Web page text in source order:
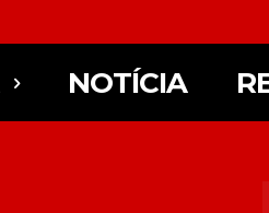
NOTÍCIA